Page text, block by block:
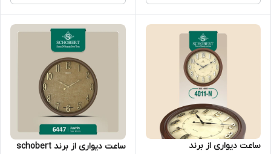
ساعت دیواری از برند
ساعت دیواری از برند schobert